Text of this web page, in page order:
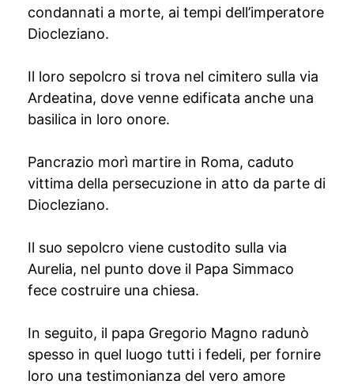
condannati a morte, ai tempi dell’imperatore
Diocleziano.
Il loro sepolcro si trova nel cimitero sulla via
Ardeatina, dove venne edificata anche una
basilica in loro onore.
Pancrazio morì martire in Roma, caduto
vittima della persecuzione in atto da parte di
Diocleziano.
Il suo sepolcro viene custodito sulla via
Aurelia, nel punto dove il Papa Simmaco
fece costruire una chiesa.
In seguito, il papa Gregorio Magno radunò
spesso in quel luogo tutti i fedeli, per fornire
loro una testimonianza del vero amore